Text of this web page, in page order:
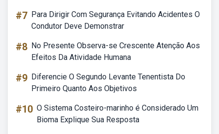
#7 Para Dirigir Com Segurança Evitando Acidentes O
Condutor Deve Demonstrar
#8 No Presente Observa-se Crescente Atenção Aos
Efeitos Da Atividade Humana
#9 Diferencie O Segundo Levante Tenentista Do
Primeiro Quanto Aos Objetivos
#10 O Sistema Costeiro-marinho é Considerado Um
Bioma Explique Sua Resposta